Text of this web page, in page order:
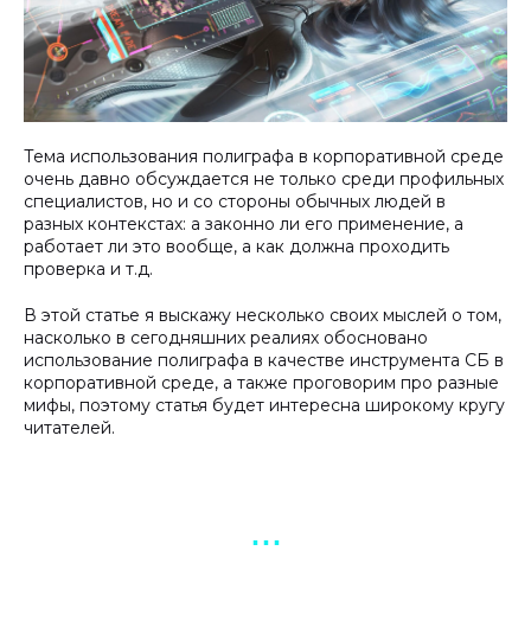
Тема использования полиграфа в корпоративной среде
очень давно обсуждается не только среди профильных
специалистов, но и со стороны обычных людей в
разных контекстах: а законно ли его применение, а
работает ли это вообще, а как должна проходить
проверка и т.д.
В этой статье я выскажу несколько своих мыслей о том,
насколько в сегодняшних реалиях обосновано
использование полиграфа в качестве инструмента СБ в
корпоративной среде, а также проговорим про разные
мифы, поэтому статья будет интересна широкому кругу
читателей.
▪︎ ▪︎ ▪︎